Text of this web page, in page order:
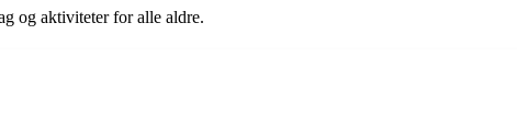
og aktiviteter for alle aldre.